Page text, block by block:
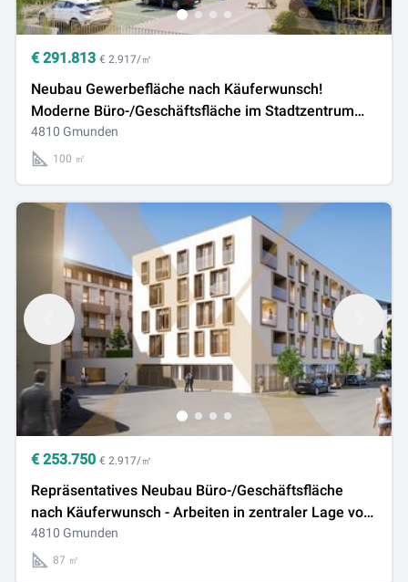
€ 291.813 € 2.917/㎡
Neubau Gewerbefläche nach Käuferwunsch!
Moderne Büro-/Geschäftsfläche im Stadtzentrum
von Gmunden zu verkaufen!
4810 Gmunden
100 ㎡
€ 253.750 € 2.917/㎡
Repräsentatives Neubau Büro-/Geschäftsfläche
nach Käuferwunsch - Arbeiten in zentraler Lage von
Gmunden!
4810 Gmunden
87 ㎡